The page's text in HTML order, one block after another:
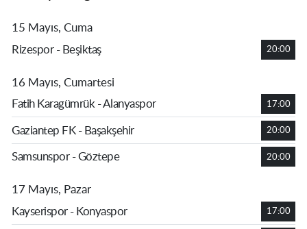
15 Mayıs, Cuma
Rizespor - Beşiktaş
20:00
16 Mayıs, Cumartesi
Fatih Karagümrük - Alanyaspor
17:00
Gaziantep FK - Başakşehir 20:00
Samsunspor - Göztepe 20:00
17 Mayıs, Pazar
Kayserispor - Konyaspor
17:00